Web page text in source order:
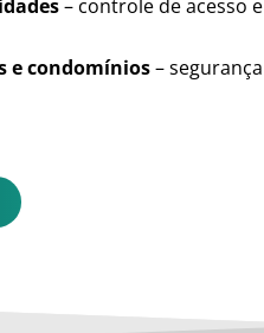
– controle de acesso e
e condomínios– segurança